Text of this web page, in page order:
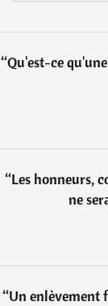
“Qu'est-ce
“Les honneurs,
ne
“Un enlèvement